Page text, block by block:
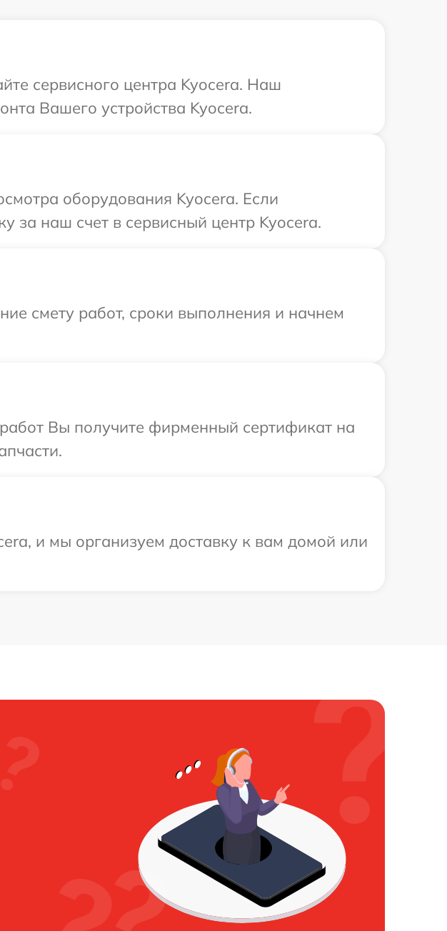
сервисного центра Kyocera. Наш
Вашего устройства Kyocera.
оборудования Kyocera. Если
за наш счет в сервисный центр Kyocera.
смету работ, сроки выполнения и начнем
Вы получите фирменный сертификат на
и мы организуем доставку к вам домой или